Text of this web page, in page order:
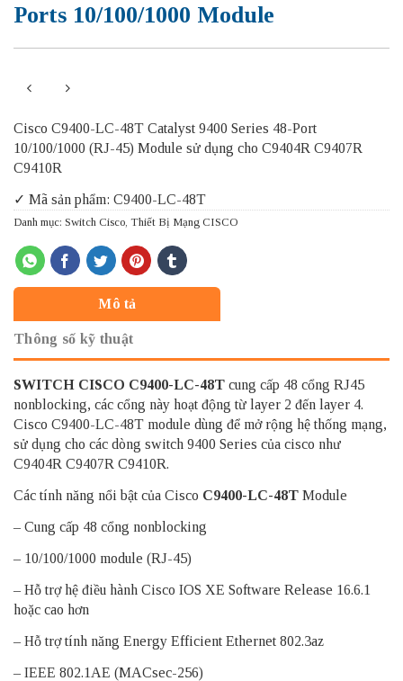
Ports 10/100/1000 Module
Cisco C9400-LC-48T Catalyst 9400 Series 48-Port
10/100/1000 (RJ-45) Module sử dụng cho C9404R C9407R
C9410R
✓ Mã sản phẩm: C9400-LC-48T
Danh mục: Switch Cisco Thiết Bị Mạng CISCO
Mô tả
Thông số kỹ thuật
SWITCH CISCO C9400-LC-48T cung cấp 48 cổng RJ45
nonblocking, các cổng này hoạt động từ layer 2 đến layer 4.
Cisco C9400-LC-48T module dùng để mở rộng hệ thống mạng,
sử dụng cho các dòng switch 9400 Series của cisco như
C9404R C9407R C9410R.
Các tính năng nổi bật của Cisco C9400-LC-48T Module
– Cung cấp 48 cổng nonblocking
– 10/100/1000 module (RJ-45)
– Hỗ trợ hệ điều hành Cisco IOS XE Software Release 16.6.1
hoặc cao hơn
– Hỗ trợ tính năng Energy Efficient Ethernet 802.3az
– IEEE 802.1AE (MACsec-256)